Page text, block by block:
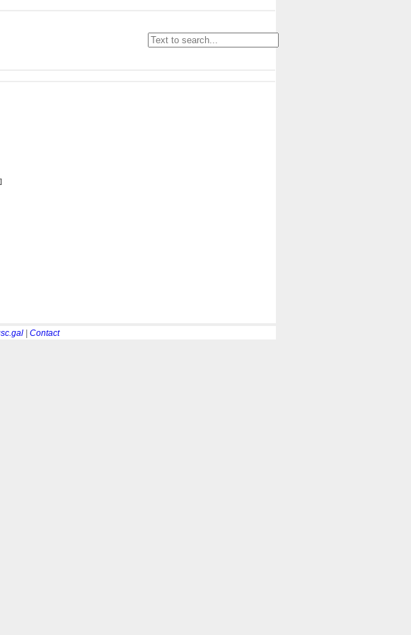
| Contact